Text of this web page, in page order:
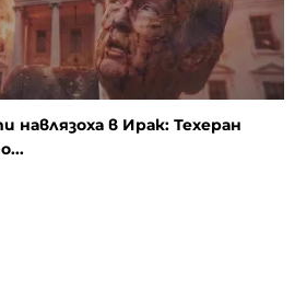
навлязоха в Ирак: Техеран